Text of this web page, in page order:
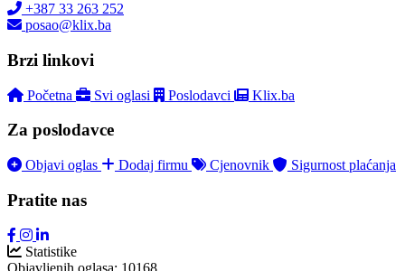
+387 33 263 252
posao@klix.ba
Brzi linkovi
Početna Svi oglasi Poslodavci Klix.ba
Za poslodavce
Objavi oglas Dodaj firmu Cjenovnik Sigurnost plaćanja
Pratite nas
Statistike
Objavljenih oglasa: 10168